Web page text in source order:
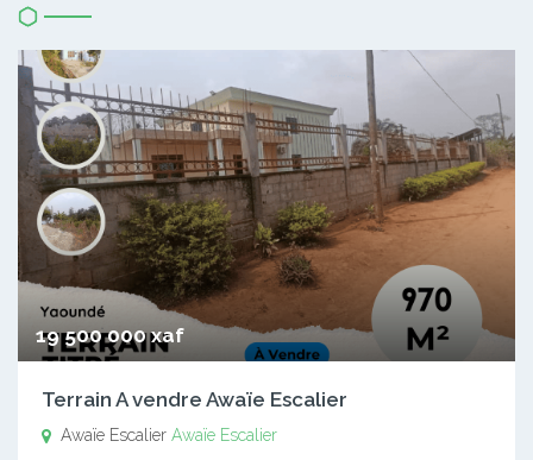
19 500 000 xaf
Terrain A vendre Awaïe Escalier
Awaïe Escalier Awaïe Escalier